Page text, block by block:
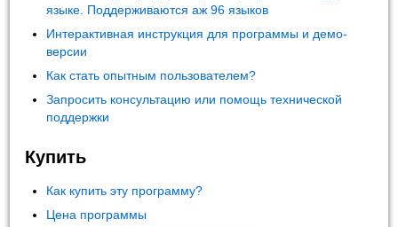
языке. Поддерживаются аж 96 языков
Интерактивная инструкция для программы и демо-
версии
Как стать опытным пользователем?
Запросить консультацию или помощь технической
поддержки
Купить
Как купить эту программу?
Цена программы